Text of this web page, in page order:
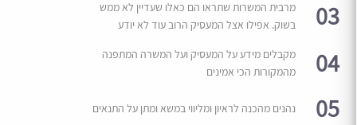
03
מרבית המשרות שתראו הם כאלו שעדיין לא ממש
בשוק. אפילו אצל המעסיק הרוב עוד לא יודע
04
מקבלים מידע על המעסיק ועל המשרה המתפנה
מהמקורות הכי אמינים
05 נהנים מהכנה לראיון ומליווי במשא ומתן על התנאים